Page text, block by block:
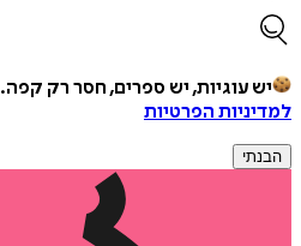
יש עוגיות, יש ספרים, חסר רק קפה.
למדיניות הפרטיות
הבנתי